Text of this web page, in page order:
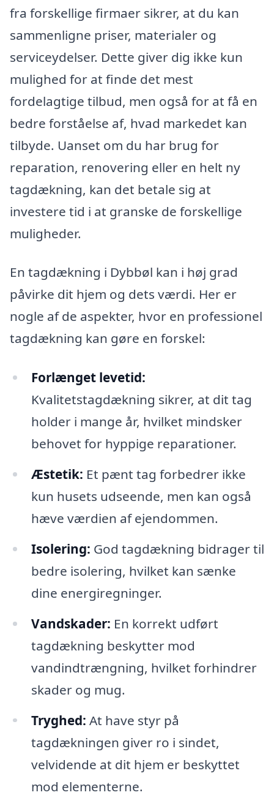
fra forskellige firmaer sikrer, at du kan
sammenligne priser, materialer og
serviceydelser. Dette giver dig ikke kun
mulighed for at finde det mest
fordelagtige tilbud, men også for at få en
bedre forståelse af, hvad markedet kan
tilbyde. Uanset om du har brug for
reparation, renovering eller en helt ny
tagdækning, kan det betale sig at
investere tid i at granske de forskellige
muligheder.
En tagdækning i Dybbøl kan i høj grad
påvirke dit hjem og dets værdi. Her er
nogle af de aspekter, hvor en professionel
tagdækning kan gøre en forskel:
Forlænget levetid:
Kvalitetstagdækning sikrer, at dit tag
holder i mange år, hvilket mindsker
behovet for hyppige reparationer.
Æstetik: Et pænt tag forbedrer ikke
kun husets udseende, men kan også
hæve værdien af ejendommen.
Isolering: God tagdækning bidrager til
bedre isolering, hvilket kan sænke
dine energiregninger.
Vandskader: En korrekt udført
tagdækning beskytter mod
vandindtrængning, hvilket forhindrer
skader og mug.
Tryghed: At have styr på
tagdækningen giver ro i sindet,
velvidende at dit hjem er beskyttet
mod elementerne.